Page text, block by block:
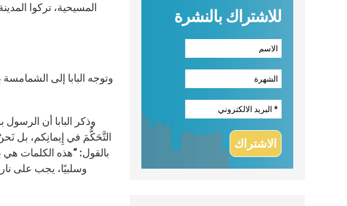
المسيحية، تركوا
وتوجه البابا إلى
وذكر البابا أن
بالقول: “هذه الكلمات هي
وسلبيًا، يجب على
للاشتراك بالنشرة